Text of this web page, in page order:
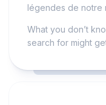
légendes de notre
What you don’t
search for might